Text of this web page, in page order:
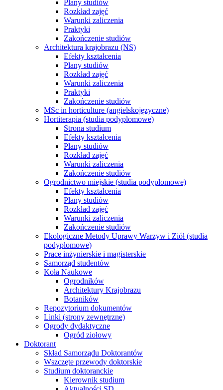
Plany studiów
Rozkład zajęć
Warunki zaliczenia
Praktyki
Zakończenie studiów
Architektura krajobrazu (NS)
Efekty kształcenia
Plany studiów
Rozkład zajęć
Warunki zaliczenia
Praktyki
Zakończenie studiów
MSc in horticulture (angielskojęzyczne)
Hortiterapia (studia podyplomowe)
Strona studium
Efekty kształcenia
Plany studiów
Rozkład zajęć
Warunki zaliczenia
Zakończenie studiów
Ogrodnictwo miejskie (studia podyplomowe)
Efekty kształcenia
Plany studiów
Rozkład zajęć
Warunki zaliczenia
Zakończenie studiów
Ekologiczne Metody Uprawy Warzyw i Ziół (studia
podyplomowe)
Prace inżynierskie i magisterskie
Samorząd studentów
Koła Naukowe
Ogrodników
Architektury Krajobrazu
Botaników
Repozytorium dokumentów
Linki (strony zewnętrzne)
Ogrody dydaktyczne
Ogród ziołowy
Doktorant
Skład Samorządu Doktorantów
Wszczęte przewody doktorskie
Studium doktoranckie
Kierownik studium